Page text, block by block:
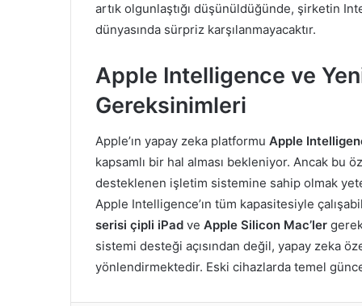
artık olgunlaştığı düşünüldüğünde, şirketin
dünyasında sürpriz karşılanmayacaktır.
Apple Intelligence ve
Gereksinimleri
Apple’ın yapay zeka platformu Apple
kapsamlı bir hal alması bekleniyor. Ancak bu
desteklenen işletim sistemine sahip olmak
Apple Intelligence’ın tüm kapasitesiyle
serisi çipli iPad ve Apple Silicon Mac’ler
sistemi desteği açısından değil, yapay zeka
yönlendirmektedir. Eski cihazlarda temel